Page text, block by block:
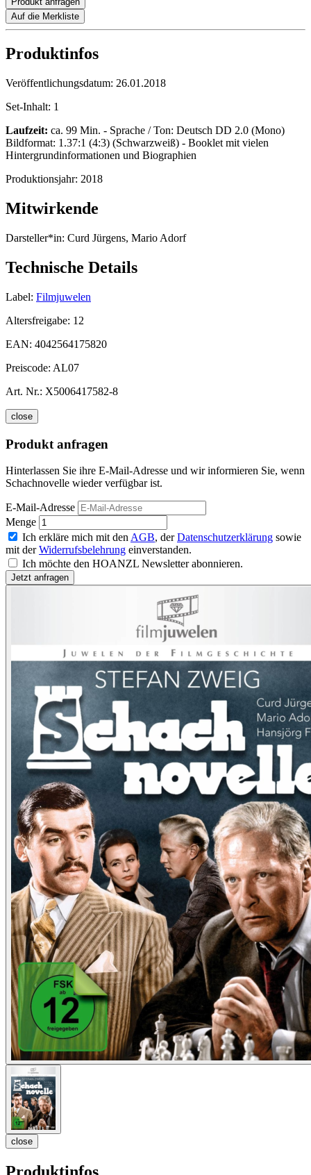
Auf die Merkliste
Produktinfos
Veröffentlichungsdatum: 26.01.2018
Set-Inhalt: 1
Laufzeit: ca. 99 Min. - Sprache / Ton: Deutsch DD 2.0 (Mono)
Bildformat: 1.37:1 (4:3) (Schwarzweiß) - Booklet mit vielen
Hintergrundinformationen und Biographien
Produktionsjahr: 2018
Mitwirkende
Darsteller*in: Curd Jürgens, Mario Adorf
Technische Details
Label: Filmjuwelen
Altersfreigabe: 12
EAN: 4042564175820
Preiscode: AL07
Art. Nr.: X5006417582-8
close
Produkt anfragen
Hinterlassen Sie ihre E-Mail-Adresse und wir informieren Sie, wenn
Schachnovelle wieder verfügbar ist.
E-Mail-Adresse
Menge
Ich erkläre mich mit den AGB, derDatenschutzerklärung sowie
mit derWiderrufsbelehrung einverstanden.
Ich möchte den HOANZL Newsletter abonnieren.
close